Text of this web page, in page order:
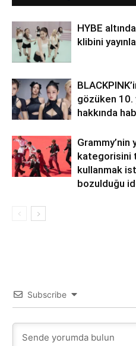
HYBE
klibini
gözüken 10.
hakkında
Grammy’nin
kategorisini
kullanmak
bozulduğu
Subscribe